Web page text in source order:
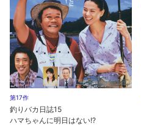
第17作
釣りバカ日誌15
ハマちゃんに明日はない!?